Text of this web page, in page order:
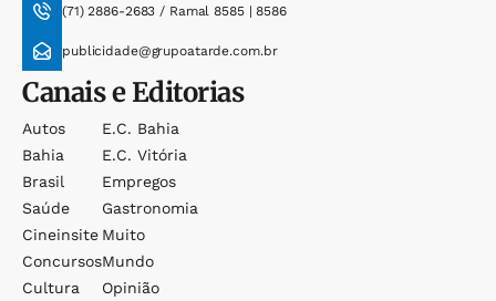
(71) 2886-2683 / Ramal 8585 | 8586
publicidade@grupoatarde.com.br
Canais e Editorias
Autos
Bahia
Brasil
Saúde
Cineinsite
Concursos
Cultura
E.c. Bahia
E.c. Vitória
Empregos
Gastronomia
Muito
Mundo
Opinião